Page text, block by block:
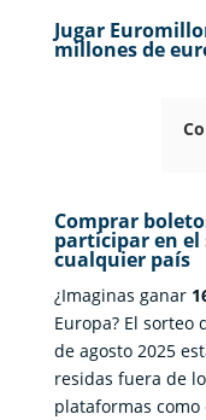
Jugar
millones de
Comprar
participar en el
cualquier país
¿Imaginas ganar
Europa? El sorteo
de agosto 2025
residas fuera de
plataformas como